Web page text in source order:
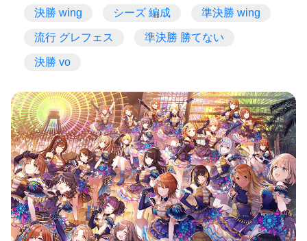
決勝 wing シーズ 編成 準決勝 wing
流行 グレフェス 準決勝 勝てない
決勝 vo